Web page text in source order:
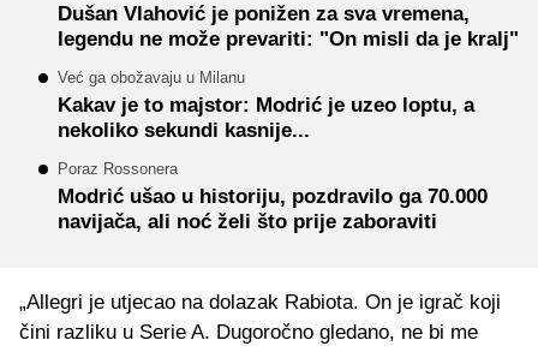
Dušan Vlahović je ponižen za sva vremena,
legendu ne može prevariti: "On misli da je kralj"
Već ga obožavaju u Milanu
Kakav je to majstor: Modrić je uzeo loptu, a
nekoliko sekundi kasnije...
Poraz Rossonera
Modrić ušao u historiju, pozdravilo ga 70.000
navijača, ali noć želi što prije zaboraviti
„Allegri je utjecao na dolazak Rabiota. On je igrač koji
čini razliku u Serie A. Dugoročno gledano, ne bi me